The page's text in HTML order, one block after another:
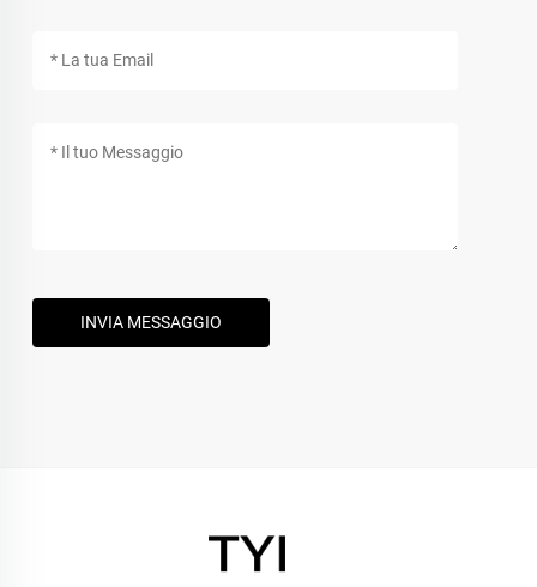
INVIA MESSAGGIO